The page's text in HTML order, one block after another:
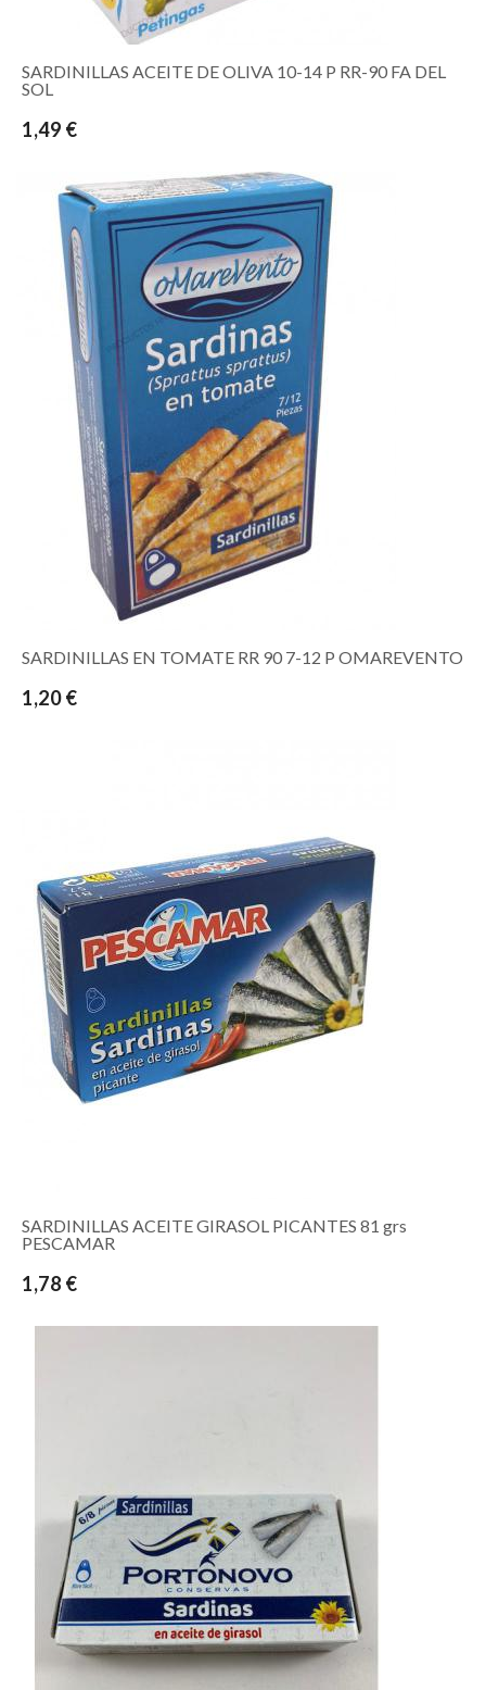
SARDINILLAS ACEITE DE OLIVA 10-14 P RR-90 FA DEL
SOL
1,49 €
SARDINILLAS EN TOMATE RR 90 7-12 P OMAREVENTO
1,20 €
SARDINILLAS ACEITE GIRASOL PICANTES 81 grs
PESCAMAR
1,78 €